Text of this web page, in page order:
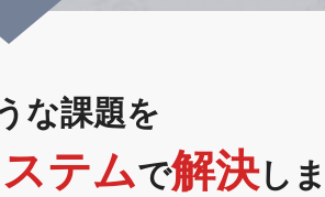
な課題を
テムで解決し